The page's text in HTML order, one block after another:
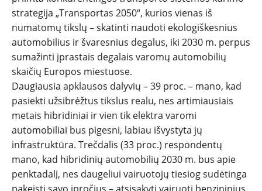
strategija „Transportas 2050“, kurios vienas iš
numatomų tikslų – skatinti naudoti ekologiškesnius
automobilius ir švaresnius degalus, iki 2030 m. perpus
sumažinti įprastais degalais varomų automobilių
skaičių Europos miestuose.
Daugiausia apklausos dalyvių – 39 proc. – mano, kad
pasiekti užsibrėžtus tikslus realu, nes artimiausiais
metais hibridiniai ir vien tik elektra varomi
automobiliai bus pigesni, labiau išvystyta jų
infrastruktūra. Trečdalis (33 proc.) respondentų
mano, kad hibridinių automobilių 2030 m. bus apie
penktadalį, nes daugeliui vairuotojų tiesiog sudėtinga